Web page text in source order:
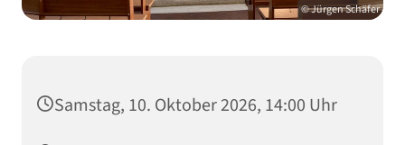
© Jürgen Schäfer
Samstag, 10. Oktober 2026, 14:00 Uhr